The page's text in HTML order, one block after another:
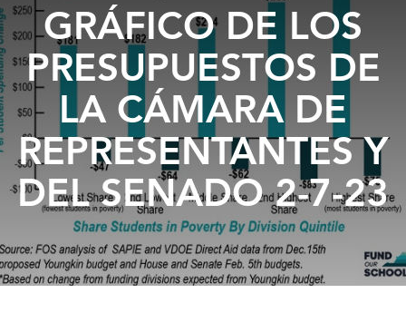
GRÁFICO DE LOS
PRESUPUESTOS DE
LA CÁMARA DE
REPRESENTANTES Y
DEL SENADO 2-7-23